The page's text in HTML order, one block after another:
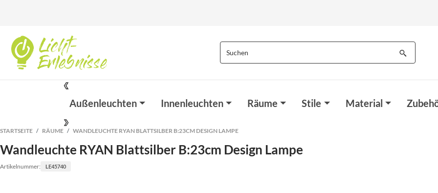
Außenleuchten Innenleuchten Räume Stile Material
STARTSEITE RÄUME WANDLEUCHTE RYAN BLATTSILBER B:23CM DESIGN LAMPE
Wandleuchte RYAN Blattsilber B:23cm Design Lampe
Artikelnummer: LE45740